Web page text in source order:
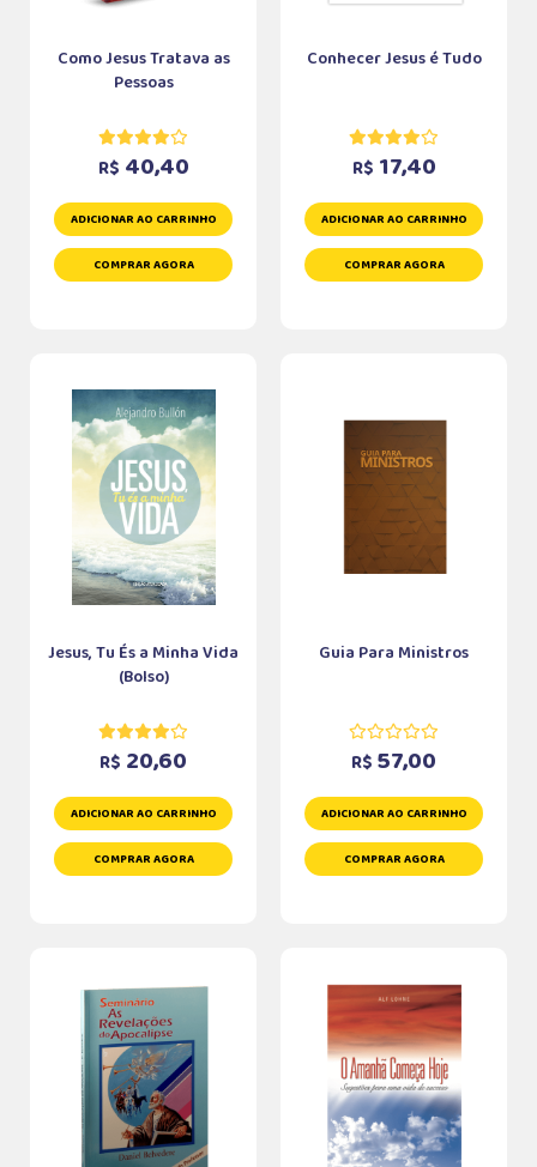
Como Jesus Tratava as
Pessoas
R$ 40,40
ADICIONAR AO CARRINHO
COMPRAR AGORA
Conhecer Jesus é Tudo
R$ 17,40
ADICIONAR AO CARRINHO
COMPRAR AGORA
Jesus, Tu És a Minha Vida
(Bolso)
R$ 20,60
ADICIONAR AO CARRINHO
COMPRAR AGORA
Guia Para Ministros
R$ 57,00
ADICIONAR AO CARRINHO
COMPRAR AGORA